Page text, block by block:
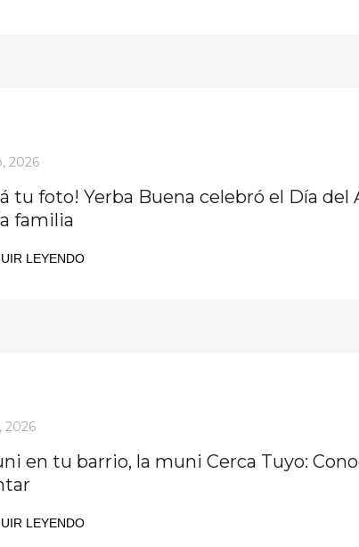
2026
tu foto! Yerba Buena celebró el Día
familia
LEYENDO
2026
en tu barrio, la muni Cerca Tuyo:
LEYENDO